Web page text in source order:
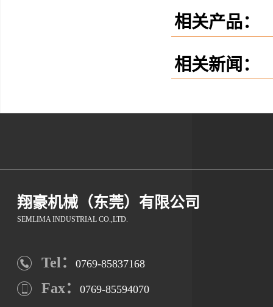
相关产品：
相关新闻：
翔豪机械（东莞）有限公司
SEMLIMA INDUSTRIAL CO.,LTD.
Tel： 0769-85837168
Fax： 0769-85594070